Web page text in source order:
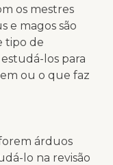
os mestres
e magos são
tipo de
los para
ou o que faz
árduos
lo na revisão